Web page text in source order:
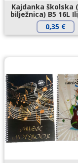
Kajdanka školska
bilježnica) B5 16L
0,35 €